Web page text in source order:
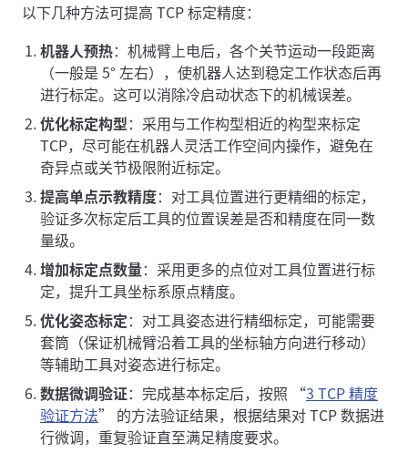
以下几种方法可提高 TCP 标定精度：
机器人预热：机械臂上电后，各个关节运动一段距离
（一般是 5° 左右），使机器人达到稳定工作状态后再
进行标定。这可以消除冷启动状态下的机械误差。
优化标定构型：采用与工作构型相近的构型来标定
TCP，尽可能在机器人灵活工作空间内操作，避免在
奇异点或关节极限附近标定。
提高单点示教精度：对工具位置进行更精细的标定，
验证多次标定后工具的位置误差是否和精度在同一数
量级。
增加标定点数量：采用更多的点位对工具位置进行标
定，提升工具坐标系原点精度。
优化姿态标定：对工具姿态进行精细标定，可能需要
套筒（保证机械臂沿着工具的坐标轴方向进行移动）
等辅助工具对姿态进行标定。
数据微调验证：完成基本标定后，按照 “3 TCP 精度
验证方法” 的方法验证结果，根据结果对 TCP 数据进
行微调，重复验证直至满足精度要求。